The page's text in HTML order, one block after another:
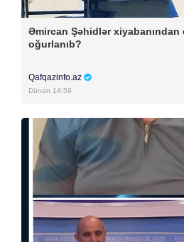
Əmircan Şəhidlər
oğurlanıb?
Qafqazinfo.az
Dünən 14:59